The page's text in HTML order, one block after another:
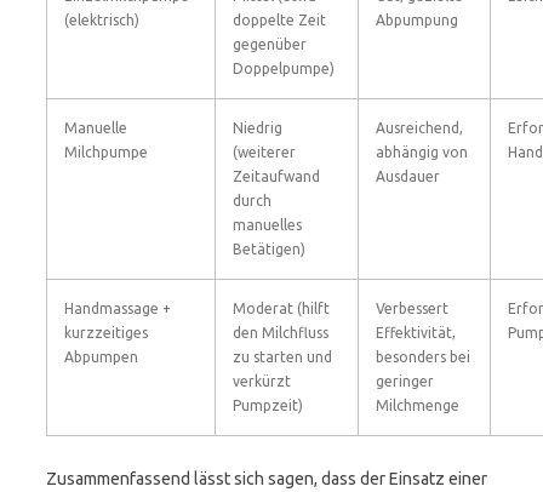
(elektrisch)
doppelte Zeit
gegenüber
Doppelpumpe)
Abpumpung
Manuelle
Milchpumpe
Niedrig
(weiterer
Zeitaufwand
durch
manuelles
Betätigen)
Ausreichend,
abhängig von
Ausdauer
Handmassage +
kurzzeitiges
Abpumpen
Moderat (hilft
den Milchfluss
zu starten und
verkürzt
Pumpzeit)
Verbessert
Effektivität,
besonders bei
geringer
Milchmenge
Zusammenfassend lässt sich sagen, dass der Einsatz einer